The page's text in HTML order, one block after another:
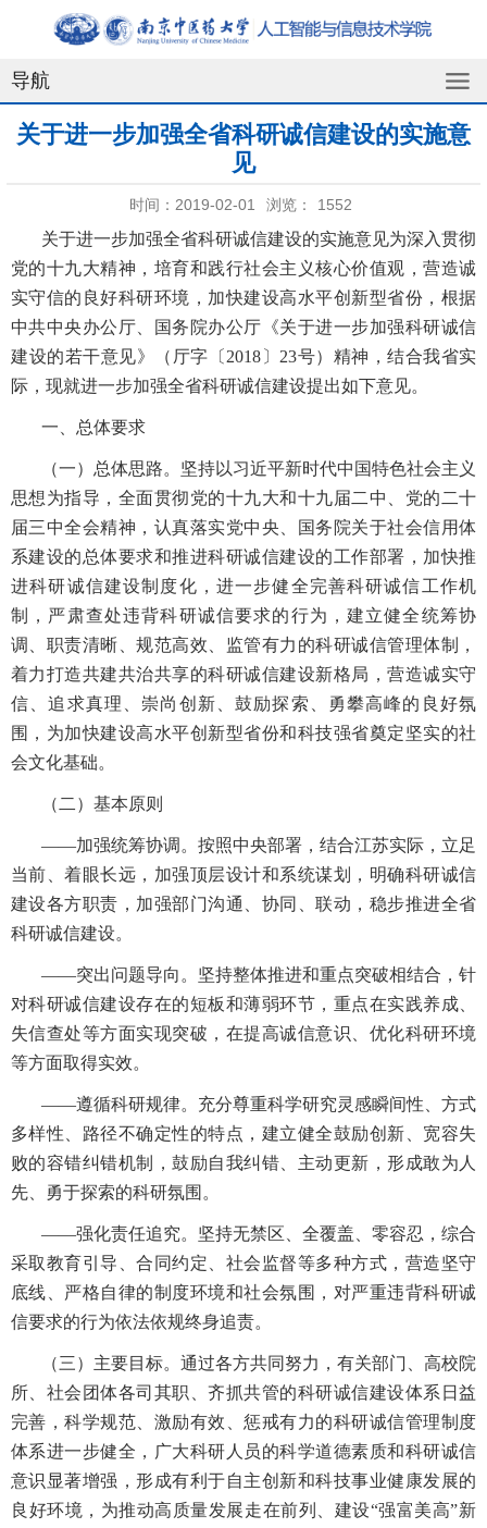
导航
关于进一步加强全省科研诚信建设的实施意
见
时间：2019-02-01 浏览： 1552
关于进一步加强全省科研诚信建设的实施意见为深入贯彻
党的十九大精神，培育和践行社会主义核心价值观，营造诚
实守信的良好科研环境，加快建设高水平创新型省份，根据
中共中央办公厅、国务院办公厅《关于进一步加强科研诚信
建设的若干意见》（厅字〔 2018 〕 23号）精神，结合我省实
际，现就进一步加强全省科研诚信建设提出如下意见。
一、总体要求
（一）总体思路。坚持以习近平新时代中国特色社会主义
思想为指导，全面贯彻党的十九大和十九届二中、党的二十
届三中全会精神，认真落实党中央、国务院关于社会信用体
系建设的总体要求和推进科研诚信建设的工作部署，加快推
进科研诚信建设制度化，进一步健全完善科研诚信工作机
制，严肃查处违背科研诚信要求的行为，建立健全统筹协
调、职责清晰、规范高效、监管有力的科研诚信管理体制，
着力打造共建共治共享的科研诚信建设新格局，营造诚实守
信、追求真理、崇尚创新、鼓励探索、勇攀高峰的良好氛
围，为加快建设高水平创新型省份和科技强省奠定坚实的社
会文化基础。
（二）基本原则
——加强统筹协调。按照中央部署，结合江苏实际，立足
当前、着眼长远，加强顶层设计和系统谋划，明确科研诚信
建设各方职责，加强部门沟通、协同、联动，稳步推进全省
科研诚信建设。
——突出问题导向。坚持整体推进和重点突破相结合，针
对科研诚信建设存在的短板和薄弱环节，重点在实践养成、
失信查处等方面实现突破，在提高诚信意识、优化科研环境
等方面取得实效。
——遵循科研规律。充分尊重科学研究灵感瞬间性、方式
多样性、路径不确定性的特点，建立健全鼓励创新、宽容失
败的容错纠错机制，鼓励自我纠错、主动更新，形成敢为人
先、勇于探索的科研氛围。
——强化责任追究。坚持无禁区、全覆盖、零容忍，综合
采取教育引导、合同约定、社会监督等多种方式，营造坚守
底线、严格自律的制度环境和社会氛围，对严重违背科研诚
信要求的行为依法依规终身追责。
（三）主要目标。通过各方共同努力，有关部门、高校院
所、社会团体各司其职、齐抓共管的科研诚信建设体系日益
完善，科学规范、激励有效、惩戒有力的科研诚信管理制度
体系进一步健全，广大科研人员的科学道德素质和科研诚信
意识显著增强，形成有利于自主创新和科技事业健康发展的
良好环境，为推动高质量发展走在前列、建设“强富美高”新